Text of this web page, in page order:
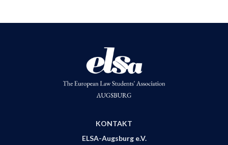
KONTAKT
ELSA-Augsburg e.V.